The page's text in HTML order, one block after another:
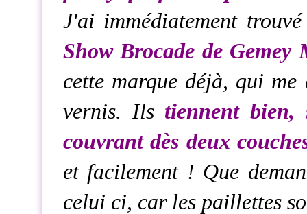
J'ai immédiatement
Show Brocade de Gemey
cette marque déjà, qui
vernis. Ils tiennent bien,
couvrant dès deux
et facilement ! Que
celui ci, car les paillettes